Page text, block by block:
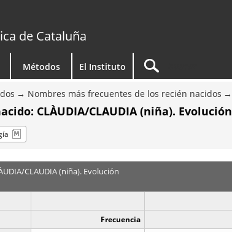
de Cataluña
Métodos El Instituto
Nombres más frecuentes de los recién nacidos
CLÀUDIA/CLAUDIA (niña). Evolución
CLAUDIA (niña). Evolución
Frecuencia